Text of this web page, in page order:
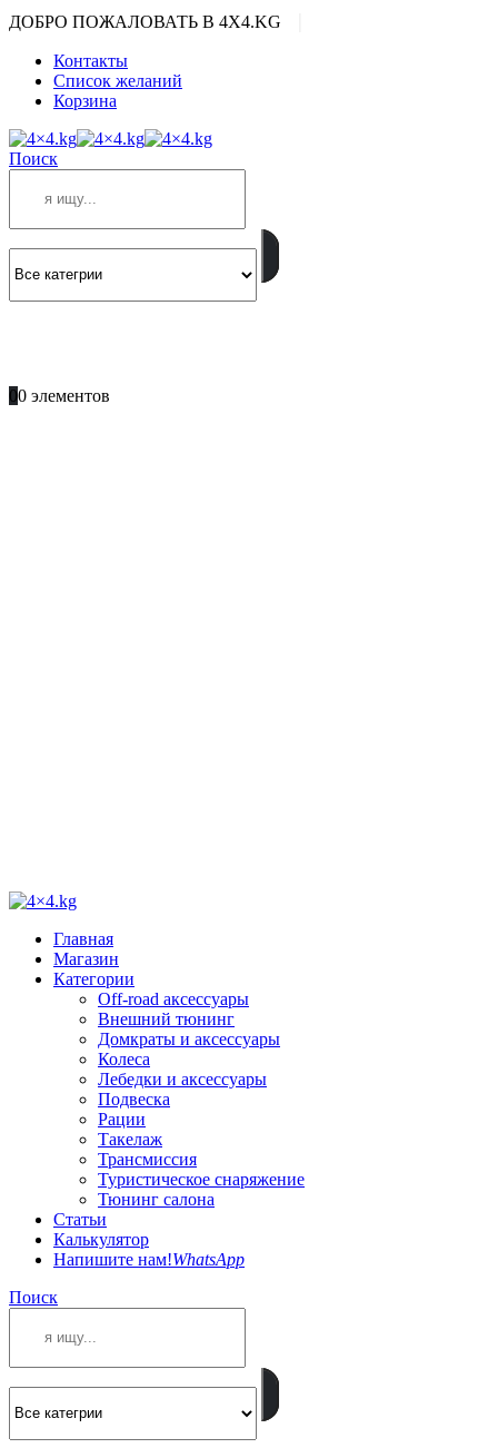
ДОБРО ПОЖАЛОВАТЬ В 4X4.KG
Контакты
Список желаний
Корзина
Поиск
00 элементов
Главная
Магазин
Категории
Off-road аксессуары
Внешний тюнинг
Домкраты и аксессуары
Колеса
Лебедки и аксессуары
Подвеска
Рации
Такелаж
Трансмиссия
Туристическое снаряжение
Тюнинг салона
Статьи
Калькулятор
Напишите нам!WhatsApp
Поиск